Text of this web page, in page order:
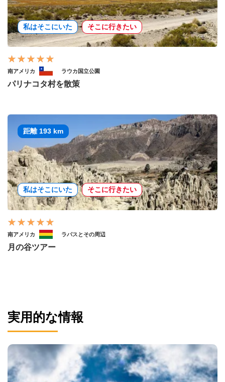
私はそこにいた そこに行きたい
南アメリカ ラウカ国立公園
パリナコタ村を散策
距離 193 km
私はそこにいた そこに行きたい
南アメリカ ラパスとその周辺
月の谷ツアー
実用的な情報